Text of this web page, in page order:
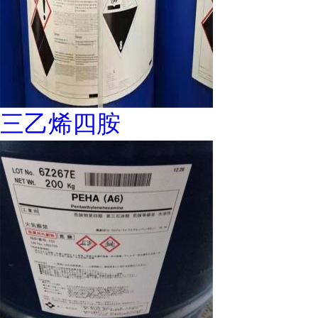
三乙烯四胺